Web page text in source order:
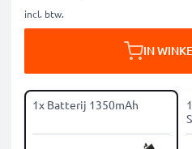
incl. btw.
IN
1x Batterij 1350mAh